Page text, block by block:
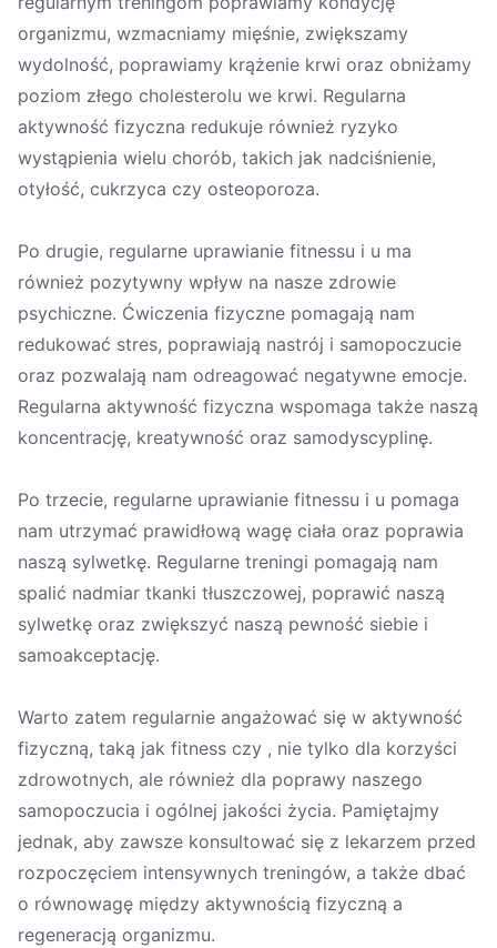
organizmu, wzmacniamy mięśnie, zwiększamy
wydolność, poprawiamy krążenie krwi oraz obniżamy
poziom złego cholesterolu we krwi. Regularna
aktywność fizyczna redukuje również ryzyko
wystąpienia wielu chorób, takich jak nadciśnienie,
otyłość, cukrzyca czy osteoporoza.
Po drugie, regularne uprawianie fitnessu i u ma
również pozytywny wpływ na nasze zdrowie
psychiczne. Ćwiczenia fizyczne pomagają nam
redukować stres, poprawiają nastrój i samopoczucie
oraz pozwalają nam odreagować negatywne emocje.
Regularna aktywność fizyczna wspomaga także naszą
koncentrację, kreatywność oraz samodyscyplinę.
Po trzecie, regularne uprawianie fitnessu i u pomaga
nam utrzymać prawidłową wagę ciała oraz poprawia
naszą sylwetkę. Regularne treningi pomagają nam
spalić nadmiar tkanki tłuszczowej, poprawić naszą
sylwetkę oraz zwiększyć naszą pewność siebie i
samoakceptację.
Warto zatem regularnie angażować się w aktywność
fizyczną, taką jak fitness czy , nie tylko dla korzyści
zdrowotnych, ale również dla poprawy naszego
samopoczucia i ogólnej jakości życia. Pamiętajmy
jednak, aby zawsze konsultować się z lekarzem przed
rozpoczęciem intensywnych treningów, a także dbać
o równowagę między aktywnością fizyczną a
regeneracją organizmu.